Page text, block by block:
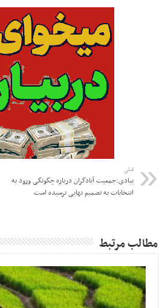
قبلی
بیادی:جمعیت آبادگران درباره چگونگی ورود به
انتخابات به تصمیم نهایی نرسیده است
مطالب مرتبط